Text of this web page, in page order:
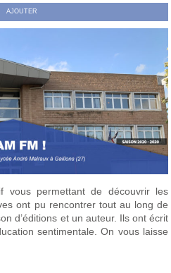
AJOUTER
vous permettant de découvrir les
ont pu rencontrer tout au long de
d’éditions et un auteur. Ils ont écrit
sentimentale. On vous laisse